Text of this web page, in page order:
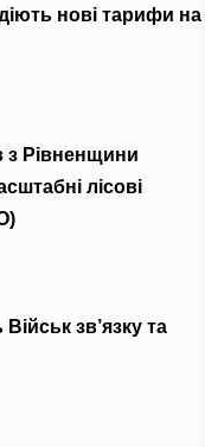
нові тарифи на
з Рівненщини
лісові
зв’язку та